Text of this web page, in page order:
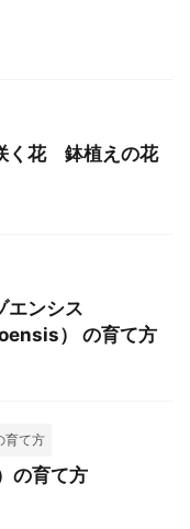
く花 鉢植えの花
エンシス
） の育て方
育て方
の育て方